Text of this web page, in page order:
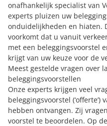
onafhankelijk specialist van
experts pluizen uw
onduidelijkheden en hiaten.
voorkomt dat u vanuit
met een beleggingsvoorstel
krijgt van uw keuze voor de
Meest gestelde vragen over
beleggingsvoorstellen
Onze experts krijgen veel
beleggingsvoorstel
hebben ontvangen. Zij
voorstel te beoordelen. Op